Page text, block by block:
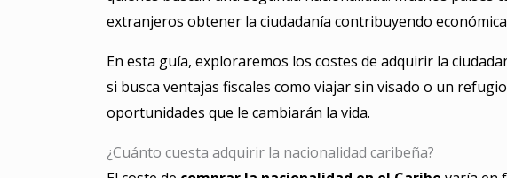
extranjeros obtener la ciudadanía contribuyendo
En esta guía, exploraremos los costes de adquirir la
si busca ventajas fiscales como viajar sin visado o un
oportunidades que le cambiarán la vida.
¿Cuánto cuesta adquirir la nacionalidad caribeña?